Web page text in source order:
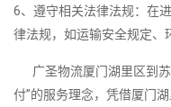
6、遵守相关法律法规：在
律法规，如运输安全规定、
广圣物流厦门湖里区到苏
付”的服务理念，凭借厦门